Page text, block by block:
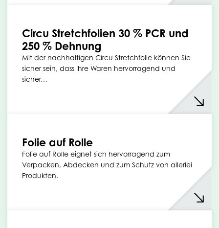
Circu Stretchfolien 30 % PCR und
250 % Dehnung
Mit der nachhaltigen Circu Stretchfolie können Sie
sicher sein, dass Ihre Waren hervorragend und
sicher…
Folie auf Rolle
Folie auf Rolle eignet sich hervorragend zum
Verpacken, Abdecken und zum Schutz von allerlei
Produkten.